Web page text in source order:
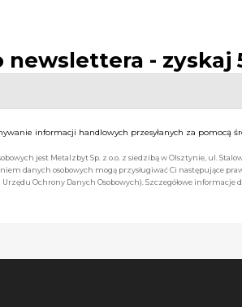
newslettera - zyskaj
informacji handlowych przesyłanych za
jest Metalzbyt Sp. z o.o. z siedzibą w Olsztynie, ul.
danych osobowych mogą przysługiwać Ci następujące
Urzędu Ochrony Danych Osobowych). Szczegółowe